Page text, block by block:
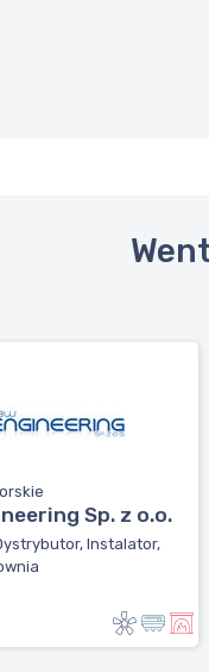
Sp. z o.o.
Instalator,